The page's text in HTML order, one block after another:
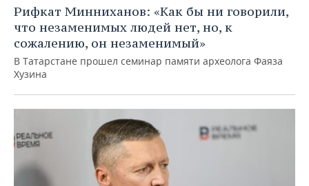
Рифкат Минниханов: «Как бы ни говорили,
что незаменимых людей нет, но, к
сожалению, он незаменимый»
В Татарстане прошел семинар памяти археолога Фаяза
Хузина